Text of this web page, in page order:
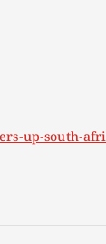
up-south-